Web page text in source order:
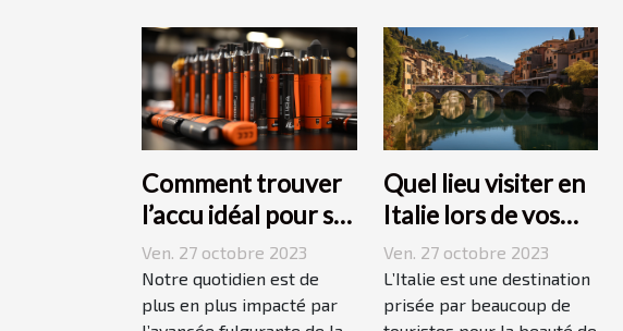
Comment trouver
l’accu idéal pour sa
e-cigarette ?
Ven. 27 octobre 2023
Notre quotidien est de
plus en plus impacté par
Quel lieu visiter en
Italie lors de vos
vacances ?
Ven. 27 octobre 2023
L’Italie est une destination
prisée par beaucoup de